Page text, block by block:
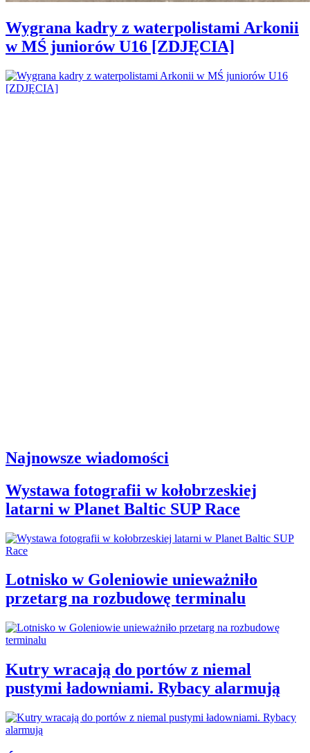
Wygrana kadry z waterpolistami Arkonii
w MŚ juniorów U16 [ZDJĘCIA]
Najnowsze wiadomości
Wystawa fotografii w kołobrzeskiej
latarni w Planet Baltic SUP Race
Lotnisko w Goleniowie unieważniło
przetarg na rozbudowę terminalu
Kutry wracają do portów z niemal
pustymi ładowniami. Rybacy alarmują